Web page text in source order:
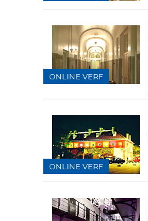
ONLINE VERF
ONLINE VERF